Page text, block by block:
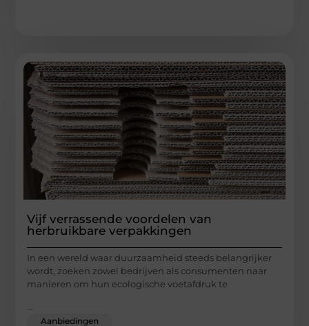
Vijf verrassende voordelen van
herbruikbare verpakkingen
In een wereld waar duurzaamheid steeds belangrijker
wordt, zoeken zowel bedrijven als consumenten naar
manieren om hun ecologische voetafdruk te
...
Aanbiedingen